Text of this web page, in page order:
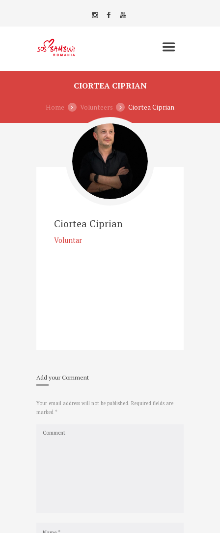
CIORTEA CIPRIAN
Home Volunteers Ciortea Ciprian
Ciortea Ciprian
Voluntar
Add your Comment
Your email address will not be published. Required fields are
marked *